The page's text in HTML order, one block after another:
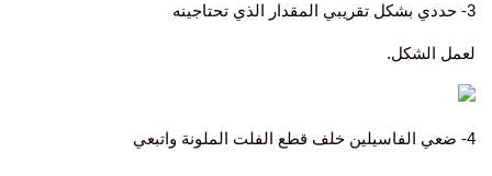
3- حددي بشكل تقريبي المقدار الذي تحتاجينه
لعمل الشكل.
4- ضعي الفاسيلين خلف قطع الفلت الملونة واتبعي